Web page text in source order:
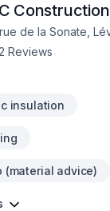
Construction
de la Sonate,
2 Reviews
insulation
(material advice)